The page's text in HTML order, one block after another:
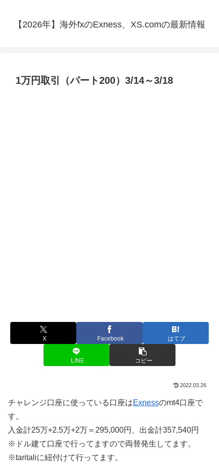
【2026年】海外fxのExness、XS.comの最新情報
1万円取引（パート200）3/14～3/18
X Facebook はてブ
LINE コピー
2022.03.26
チャレンジ口座に使っている口座はExnessのmt4口座で
す。
入金計25万+2.5万+2万＝295,000円、出金計357,540円
※ドル建て口座で行ってますので両替発生してます。
※taritaliに紐付けて行ってます。